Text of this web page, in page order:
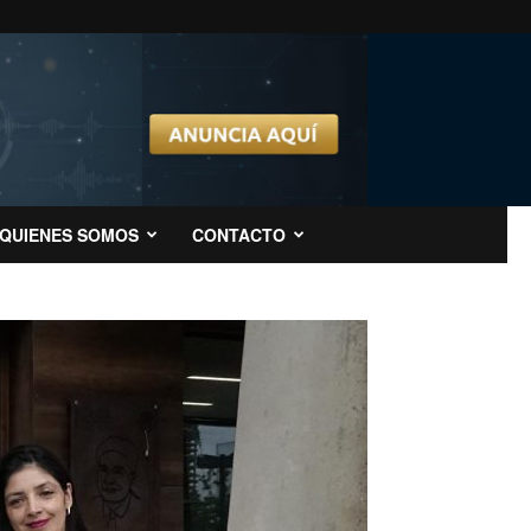
QUIENES SOMOS CONTACTO